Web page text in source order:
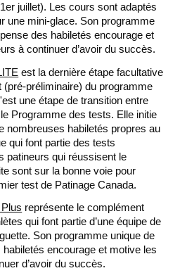
juillet). Les cours sont adaptés
une mini-glace. Son programme
des habiletés encourage et
à continuer d’avoir du succès.
est la dernière étape facultative
(pré-préliminaire) du programme
une étape de transition entre
Programme des tests. Elle initie
nombreuses habiletés propres au
qui font partie des tests
patineurs qui réussisent le
sont sur la bonne voie pour
test de Patinage Canada.
représente le complément
qui font partie d’une équipe de
Son programme unique de
encourage et motive les
d’avoir du succès.